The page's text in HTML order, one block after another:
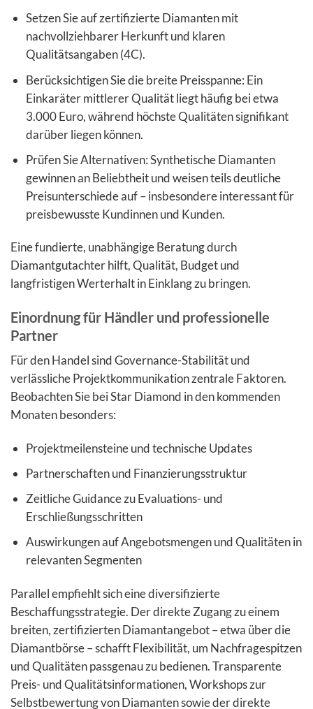
Setzen Sie auf zertifizierte Diamanten mit
nachvollziehbarer Herkunft und klaren
Qualitätsangaben (4C).
Berücksichtigen Sie die breite Preisspanne: Ein
Einkaräter mittlerer Qualität liegt häufig bei etwa
3.000 Euro, während höchste Qualitäten signifikant
darüber liegen können.
Prüfen Sie Alternativen: Synthetische Diamanten
gewinnen an Beliebtheit und weisen teils deutliche
Preisunterschiede auf – insbesondere interessant für
preisbewusste Kundinnen und Kunden.
Eine fundierte, unabhängige Beratung durch
Diamantgutachter hilft, Qualität, Budget und
langfristigen Werterhalt in Einklang zu bringen.
Einordnung für Händler und professionelle
Partner
Für den Handel sind Governance-Stabilität und
verlässliche Projektkommunikation zentrale Faktoren.
Beobachten Sie bei Star Diamond in den kommenden
Monaten besonders:
Projektmeilensteine und technische Updates
Partnerschaften und Finanzierungsstruktur
Zeitliche Guidance zu Evaluations- und
Erschließungsschritten
Auswirkungen auf Angebotsmengen und Qualitäten in
relevanten Segmenten
Parallel empfiehlt sich eine diversifizierte
Beschaffungsstrategie. Der direkte Zugang zu einem
breiten, zertifizierten Diamantangebot – etwa über die
Diamantbörse – schafft Flexibilität, um Nachfragespitzen
und Qualitäten passgenau zu bedienen. Transparente
Preis- und Qualitätsinformationen, Workshops zur
Selbstbewertung von Diamanten sowie der direkte